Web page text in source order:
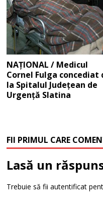
NAŢIONAL / Medicul
Cornel Fulga concediat
la Spitalul Judeţean de
Urgenţă Slatina
FII PRIMUL CARE
Lasă un
Trebuie să fii autentificat